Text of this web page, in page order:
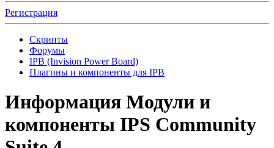
Регистрация
Скрипты
Форумы
IPB (Invision Power Board)
Плагины и компоненты для IPB
Информация Модули и
компоненты IPS Community